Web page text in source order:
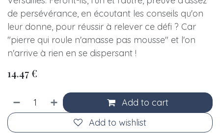
de persévérance, en écoutant les conseils qu'on
leur donne, pour réussir à relever ce défi ? Car
"pierre qui roule n'amasse pas mousse" et l'on
n'arrive à rien en se dispersant !
14.47€
Add to cart
Add to wishlist